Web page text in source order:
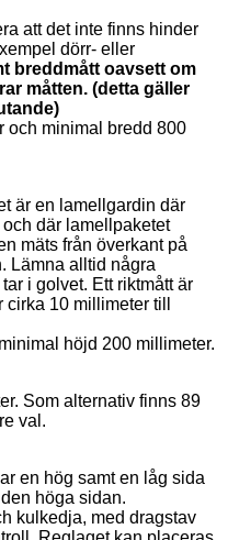
att det inte finns hinder
dörr- eller
breddmått oavsett om
måtten. (detta gäller
och minimal bredd 800
är en lamellgardin där
där lamellpaketet
mäts från överkant på
Lämna alltid några
i golvet. Ett riktmått är
10 millimeter till
höjd 200 millimeter.
Som alternativ finns 89
val.
en hög samt en låg sida
höga sidan.
kulkedja, med dragstav